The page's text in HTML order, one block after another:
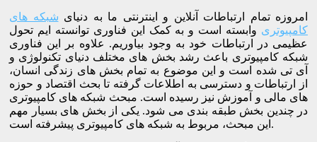
امروزه تمام ارتباطات آنلاین و اینترنتی ما به دنیای شبکه های
کامپیوتری وابسته است و به کمک این فناوری توانسته ایم تحول
عظیمی در ارتباطات خود به وجود بیاوریم. علاوه بر این فناوری
شبکه کامپیوتری باعث رشد بخش های مختلف دنیای تکنولوژی و
آی تی شده است و این موضوع به تمام بخش های زندگی انسان،
از ارتباطات و دسترسی به اطلاعات گرفته تا بحث اقتصاد و حوزه
های مالی و آموزش نیز رسیده است. مبحث شبکه های کامپیوتری
در چندین بخش طبقه بندی می شود. یکی از بخش های بسیار مهم
این مبحث، مربوط به شبکه های کامپیوتری پیشرفته است.